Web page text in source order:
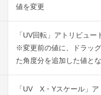
値を変更
「UV回転」アトリビュー
※変更前の値に、ドラッ
た角度分を追加した値と
「UV X・Yスケール」ア